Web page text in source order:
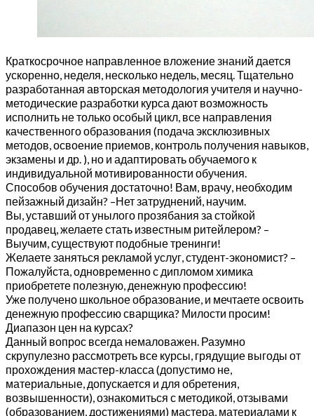
Краткосрочное направленное вложение знаний дается
ускоренно, неделя, несколько недель, месяц. Тщательно
разработанная авторская методология учителя и научно-
методические разработки курса дают возможность
исполнить не только особый цикл, все направления
качественного образования (подача эксклюзивных
методов, освоение приемов, контроль получения навыков,
экзамены и др. ), но и адаптировать обучаемого к
индивидуальной мотивированности обучения.
Способов обучения достаточно! Вам, врачу, необходим
пейзажный дизайн? –Нет затруднений, научим.
Вы, уставший от унылого прозябания за стойкой
продавец, желаете стать известным ритейлером? –
Выучим, существуют подобные тренинги!
Желаете заняться рекламой услуг, студент-экономист? –
Пожалуйста, одновременно с дипломом химика
приобретете полезную, денежную профессию!
Уже получено школьное образование, и мечтаете освоить
денежную профессию сварщика? Милости просим!
Диапазон цен на курсах?
Данный вопрос всегда немаловажен. Разумно
скрупулезно рассмотреть все курсы, грядущие выгоды от
прохождения мастер-класса (допустимо не,
материальные, допускается и для обретения,
возвышенности), ознакомиться с методикой, отзывами
(образованием, достижениями) мастера, материалами к